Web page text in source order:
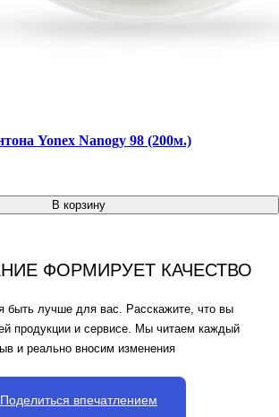
Yonex Nanogy 98 (200м.)
В корзину
ФОРМИРУЕТ КАЧЕСТВО
быть лучше для вас. Расскажите, что вы
продукции и сервисе. Мы читаем каждый
и реально вносим изменения
Поделиться впечатлением